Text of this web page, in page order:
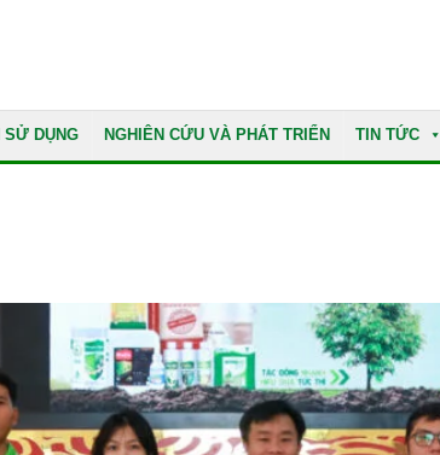
SỬ DỤNG NGHIÊN CỨU VÀ PHÁT TRIỂN TIN TỨC